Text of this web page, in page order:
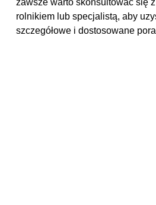
zawsze warto skonsultować się
rolnikiem lub specjalistą, aby
szczegółowe i dostosowane